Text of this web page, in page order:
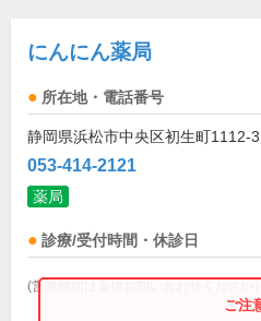
にんにん薬局
所在地・電話番号
静岡県浜松市中央区初生町1112-3
053-414-2121
薬局
診療/受付時間・休診日
(営業時間は直接お問い合わせください)